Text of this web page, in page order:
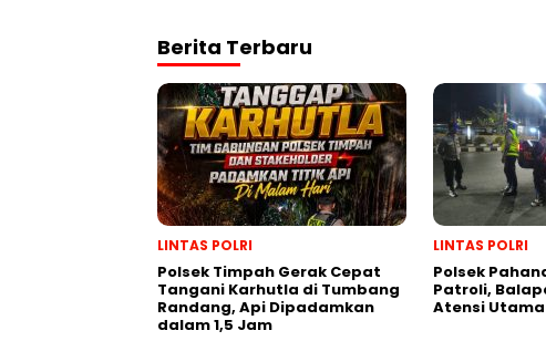
Berita Terbaru
LINTAS POLRI
Polsek Timpah Gerak Cepat
Tangani Karhutla di Tumbang
Randang, Api Dipadamkan
dalam 1,5 Jam
LINTAS POLRI
Polsek
Patroli,
Atensi Utama